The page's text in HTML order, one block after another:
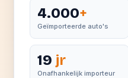
4.000+
Geïmporteerde auto's
19 jr
Onafhankelijk importeur